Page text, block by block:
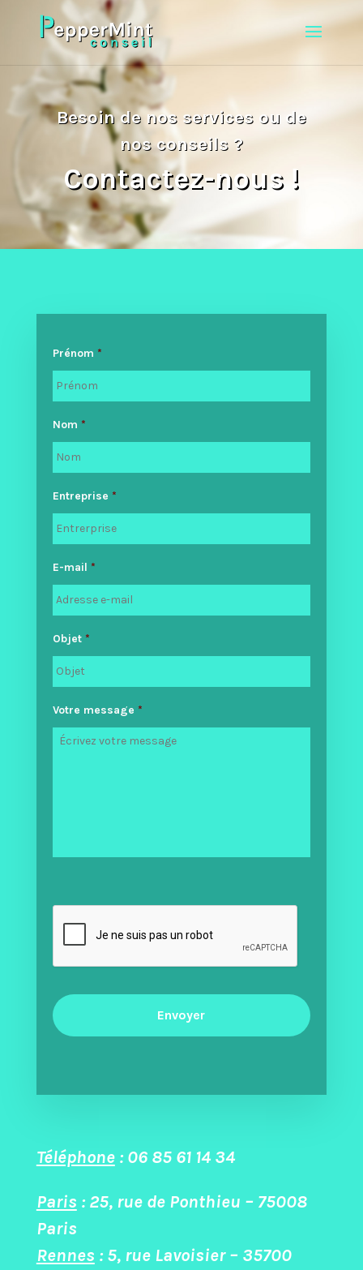
Besoin de nos services ou de
nos conseils ?
Contactez-nous !
Prénom *
Nom *
Entreprise *
E-mail *
Objet *
Votre message *
Téléphone:06 85 61 14 34
Paris :25, rue de Ponthieu – 75008
Paris
Rennes :5, rue Lavoisier – 35700